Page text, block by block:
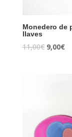
Monedero de
llaves
11,00€ 9,00€